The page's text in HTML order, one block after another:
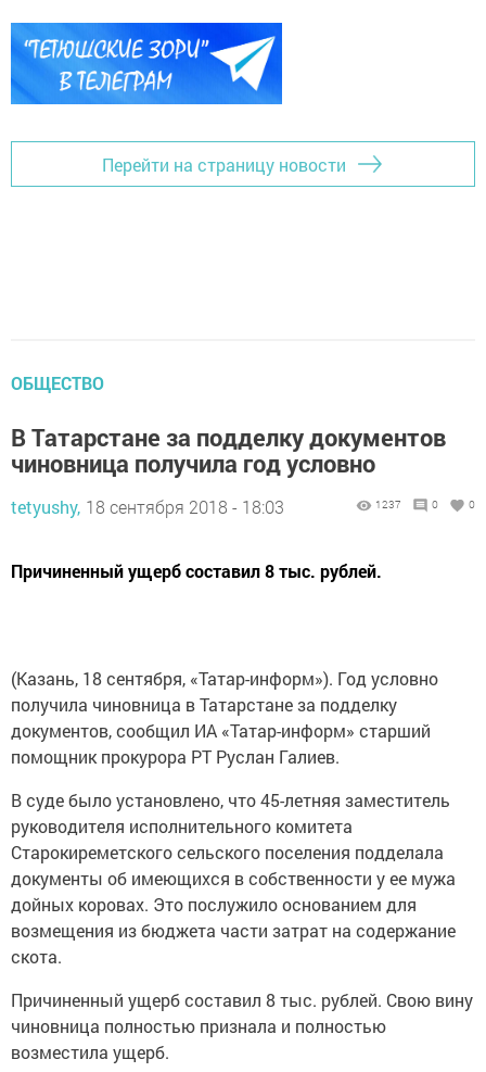
Перейти на страницу новости
ОБЩЕСТВО
В Татарстане за подделку документов
чиновница получила год условно
tetyushy, 18 сентября 2018 - 18:03 1237 0 0
Причиненный ущерб составил 8 тыс. рублей.
(Казань, 18 сентября, «Татар-информ»). Год условно
получила чиновница в Татарстане за подделку
документов, сообщил ИА «Татар-информ» старший
помощник прокурора РТ Руслан Галиев.
В суде было установлено, что 45-летняя заместитель
руководителя исполнительного комитета
Старокиреметского сельского поселения подделала
документы об имеющихся в собственности у ее мужа
дойных коровах. Это послужило основанием для
возмещения из бюджета части затрат на содержание
скота.
Причиненный ущерб составил 8 тыс. рублей. Свою вину
чиновница полностью признала и полностью
возместила ущерб.